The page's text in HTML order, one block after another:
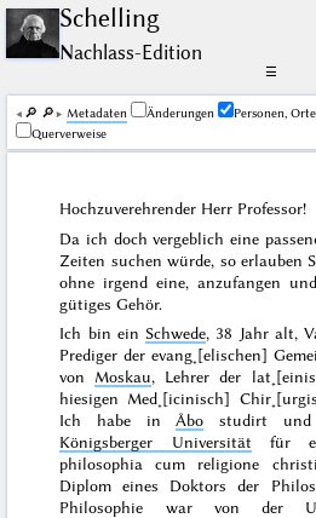
Schelling
Nachlass-Edition
☰
🔎︎ 🔎︎ Me­ta­da­ten Änderungen Personen, Orte
Querverweise
Hochzuverehrender Herr Professor!
Da ich doch vergeblich eine
Zeiten suchen würde, so erlauben
ohne irgend eine, anzufangen
gütiges Gehör.
Ich bin ein Schwede, 38 Jahr alt,
Prediger der evang˖[elischen]
von Moskau, Lehrer der
hiesigen Med˖[icinisch]
Ich habe inÅbo studirt und
Königsberger Universität für
philosophia cum religione
Diplom eines Doktors der
Philosophie war von der